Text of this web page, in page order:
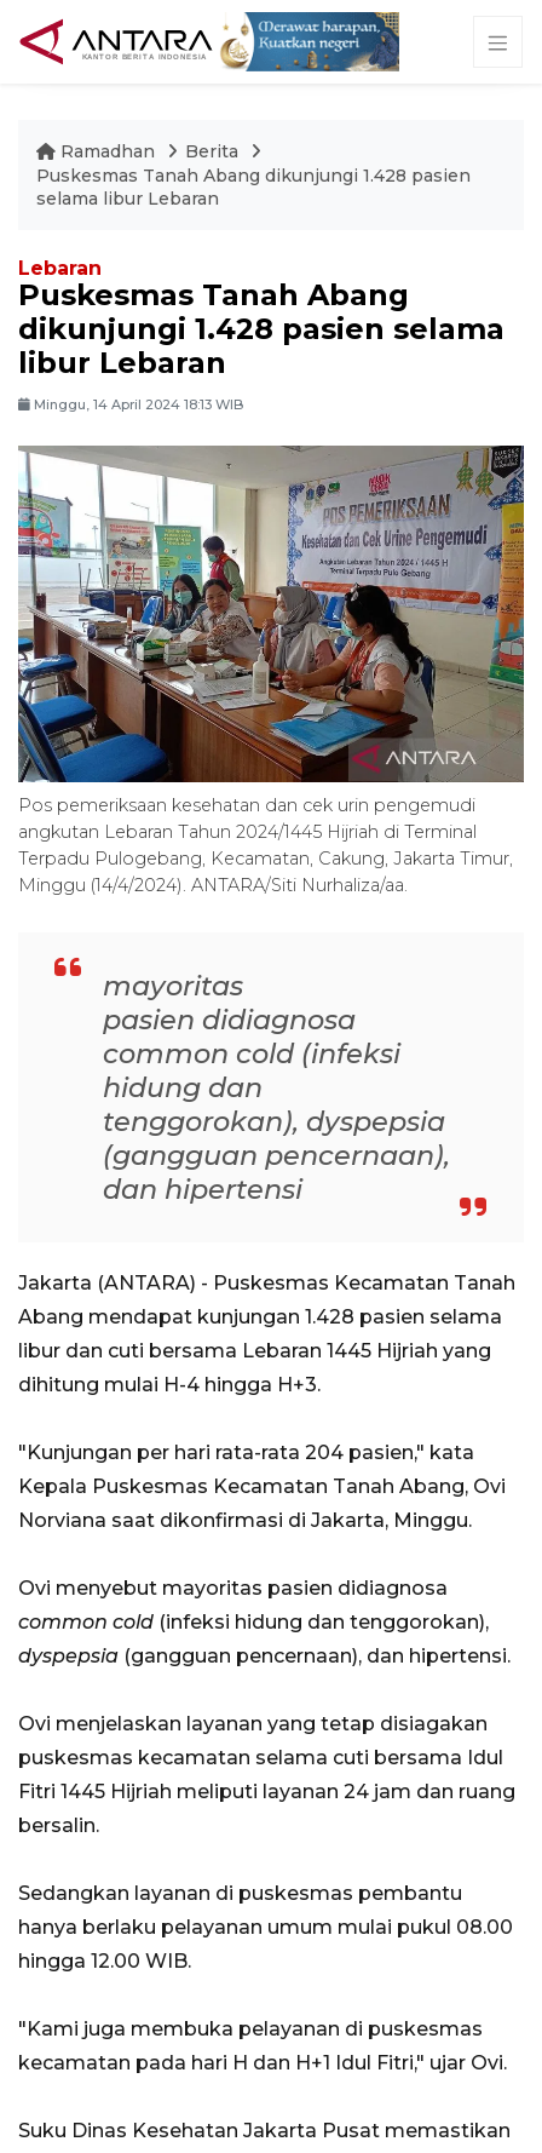
Ramadhan
Berita
Puskesmas Tanah Abang dikunjungi 1.428 pasien
selama libur Lebaran
Lebaran
Puskesmas Tanah Abang
dikunjungi 1.428 pasien selama
libur Lebaran
Minggu, 14 April 2024 18:13 WIB
Pos pemeriksaan kesehatan dan cek urin pengemudi
angkutan Lebaran Tahun 2024/1445 Hijriah di Terminal
Terpadu Pulogebang, Kecamatan, Cakung, Jakarta Timur,
Minggu (14/4/2024). ANTARA/Siti Nurhaliza/aa.
mayoritas
pasien didiagnosa
common cold (infeksi
hidung dan
tenggorokan), dyspepsia
(gangguan pencernaan),
dan hipertensi
Jakarta (ANTARA) - Puskesmas Kecamatan Tanah
Abang mendapat kunjungan 1.428 pasien selama
libur dan cuti bersama Lebaran 1445 Hijriah yang
dihitung mulai H-4 hingga H+3.
"Kunjungan per hari rata-rata 204 pasien," kata
Kepala Puskesmas Kecamatan Tanah Abang, Ovi
Norviana saat dikonfirmasi di Jakarta, Minggu.
Ovi menyebut mayoritas pasien didiagnosa
common cold (infeksi hidung dan tenggorokan),
dyspepsia (gangguan pencernaan), dan hipertensi.
Ovi menjelaskan layanan yang tetap disiagakan
puskesmas kecamatan selama cuti bersama Idul
Fitri 1445 Hijriah meliputi layanan 24 jam dan ruang
bersalin.
Sedangkan layanan di puskesmas pembantu
hanya berlaku pelayanan umum mulai pukul 08.00
hingga 12.00 WIB.
"Kami juga membuka pelayanan di puskesmas
kecamatan pada hari H dan H+1 Idul Fitri," ujar Ovi.
Suku Dinas Kesehatan Jakarta Pusat memastikan